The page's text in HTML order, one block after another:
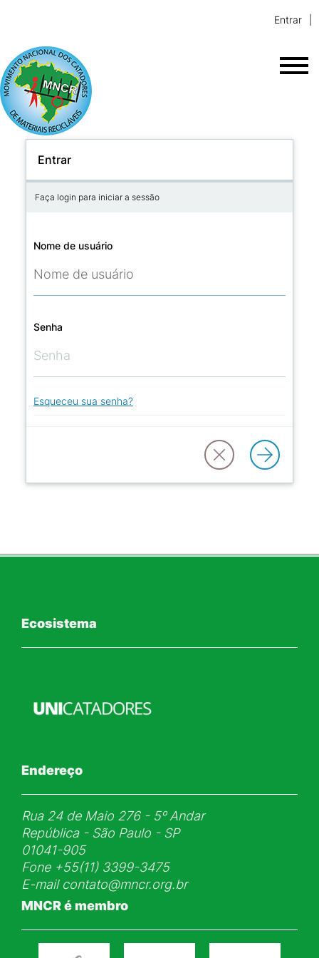
Entrar
Entrar
Faça login para iniciar a sessão
Nome de usuário
Senha
Esqueceu sua senha?
Ecosistema
Endereço
Rua 24 de Maio 276 - 5ᵒ Andar
República - São Paulo - SP
01041-905
Fone+55(11) 3399-3475
E-mail contato@mncr.org.br
MNCR é membro